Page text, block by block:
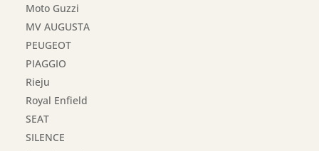
Moto Guzzi
MV AUGUSTA
PEUGEOT
PIAGGIO
Rieju
Royal Enfield
SEAT
SILENCE